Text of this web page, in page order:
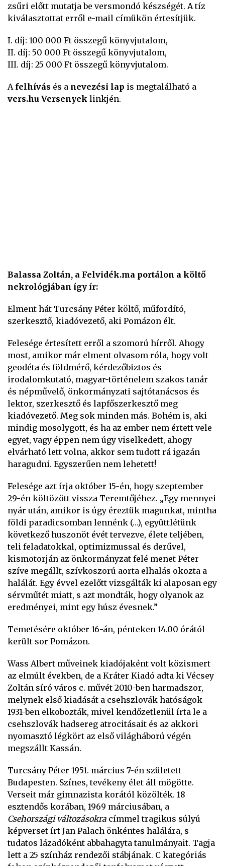
zsűri előtt mutatja be versmondó készségét. A tíz
kiválasztottat erről e-mail címükön értesítjük.
I. díj: 100 000 Ft összegű könyvjutalom,
II. díj: 50 000 Ft összegű könyvjutalom,
III. díj: 25 000 Ft összegű könyvjutalom.
A felhívás és a nevezési lap is megtalálható a
vers.hu Versenyek linkjén.
Balassa Zoltán, a Felvidék.ma portálon a költő
nekrológjában így ír:
Elment hát Turcsány Péter költő, műfordító,
szerkesztő, kiadóvezető, aki Pomázon élt.
Felesége értesített erről a szomorú hírről. Ahogy
most, amikor már elment olvasom róla, hogy volt
geodéta és földmérő, kérdezőbiztos és
irodalomkutató, magyar-történelem szakos tanár
és népművelő, önkormányzati sajtótanácsos és
lektor, szerkesztő és lapfőszerkesztő meg
kiadóvezető. Meg sok minden más. Bohém is, aki
mindig mosolygott, és ha az ember nem értett vele
egyet, vagy éppen nem úgy viselkedett, ahogy
elvárható lett volna, akkor sem tudott rá igazán
haragudni. Egyszerűen nem lehetett!
Felesége azt írja október 15-én, hogy szeptember
29-én költözött vissza Teremtőjéhez. „Egy mennyei
nyár után, amikor is úgy éreztük magunkat, mintha
földi paradicsomban lennénk (…), együttlétünk
következő huszonöt évét tervezve, élete teljében,
teli feladatokkal, optimizmussal és derűvel,
kismotorján az önkormányzat felé menet Péter
szíve megállt, szívkoszorú aorta elhalás okozta a
halálát. Egy évvel ezelőtt vizsgálták ki alaposan egy
sérvműtét miatt, s azt mondták, hogy olyanok az
eredményei, mint egy húsz évesnek.”
Temetésére október 16-án, pénteken 14.00 órától
került sor Pomázon.
Wass Albert műveinek kiadójaként volt közismert
az elmúlt években, de a Kráter Kiadó adta ki Vécsey
Zoltán síró város c. művét 2010-ben harmadszor,
melynek első kiadását a csehszlovák hatóságok
1931-ben elkobozták, mivel kendőzetlenül írta le a
csehszlovák hadsereg atrocitásait és az akkori
nyomasztó légkört az első világháború végén
megszállt Kassán.
Turcsány Péter 1951. március 7-én született
Budapesten. Színes, tevékeny élet áll mögötte.
Verseit már gimnazista korától közölték. 18
esztendős korában, 1969 márciusában, a
Csehországi változásokra címmel tragikus súlyú
képverset írt Jan Palach önkéntes halálára, s
tudatos lázadóként abbahagyta tanulmányait. Tagja
lett a 25 színház rendezői stábjának. C kategóriás